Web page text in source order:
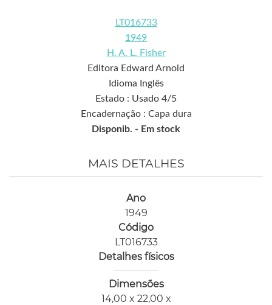
LT016733
1949
H. A. L. Fisher
Editora Edward Arnold
Idioma Inglês
Estado : Usado 4/5
Encadernação : Capa dura
Disponib. - Em stock
MAIS DETALHES
Ano
1949
Código
LT016733
Detalhes físicos
Dimensões
14,00 x 22,00 x